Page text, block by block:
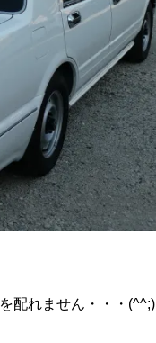
配れません・・・(^^;)